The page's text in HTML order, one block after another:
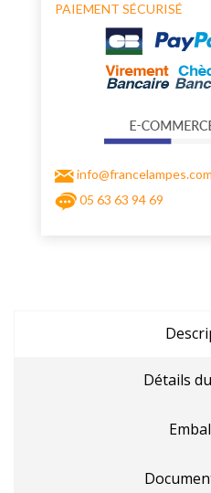
PAIEMENT SÉCURISÉ
info@francelampes.com
05 63 63 94 69
Détails